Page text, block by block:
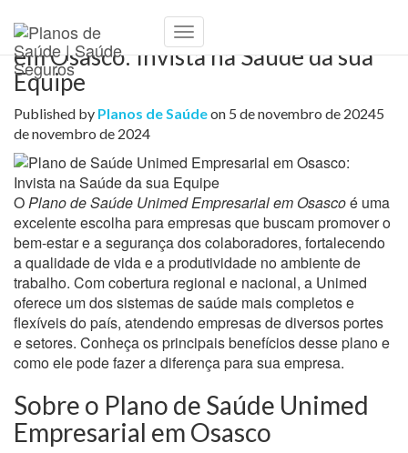
Toggle
Navigation
Plano de Saúde Unimed Empresarial
em Osasco: Invista na Saúde da sua
Equipe
Published by Planos de Saúdeon 5 de novembro de 20245
de novembro de 2024
OPlano de Saúde Unimed Empresarial em Osascoé uma
excelente escolha para empresas que buscam promover o
bem-estar e a segurança dos colaboradores, fortalecendo
a qualidade de vida e a produtividade no ambiente de
trabalho. Com cobertura regional e nacional, a Unimed
oferece um dos sistemas de saúde mais completos e
flexíveis do país, atendendo empresas de diversos portes
e setores. Conheça os principais benefícios desse plano e
como ele pode fazer a diferença para sua empresa.
Sobre o Plano de Saúde Unimed
Empresarial em Osasco